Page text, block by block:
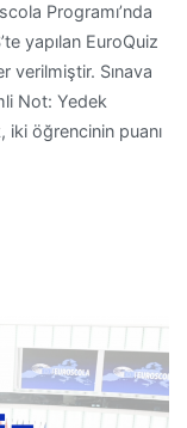
Programı’nda
yapılan EuroQuiz
verilmiştir. Sınava
Not: Yedek
iki öğrencinin puanı